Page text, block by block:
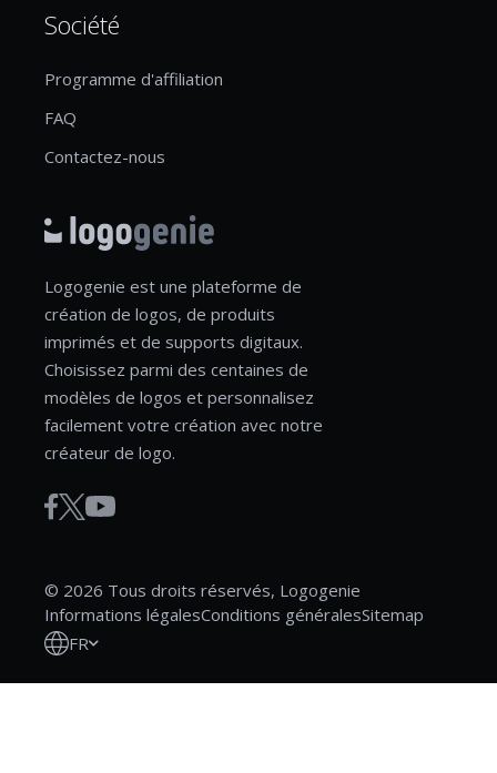
Société
Programme d'affiliation
FAQ
Contactez-nous
Logogenie est une plateforme de
création de logos, de produits
imprimés et de supports digitaux.
Choisissez parmi des centaines de
modèles de logos et personnalisez
facilement votre création avec notre
créateur de logo.
© 2026 Tous droits réservés, Logogenie
Informations légalesConditions généralesSitemap
FR